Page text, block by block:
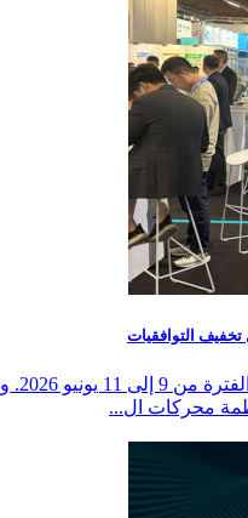
محركات ال...